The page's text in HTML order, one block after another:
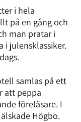
i hela
på en gång och
man pratar i
i julensklassiker.
samlas på ett
att peppa
föreläsare. I
Högbo.